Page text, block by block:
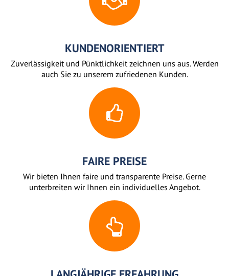
KUNDENORIENTIERT
Zuverlässigkeit und Pünktlichkeit zeichnen uns aus. Werden
auch Sie zu unserem zufriedenen Kunden.
FAIRE PREISE
Wir bieten Ihnen faire und transparente Preise. Gerne
unterbreiten wir Ihnen ein individuelles Angebot.